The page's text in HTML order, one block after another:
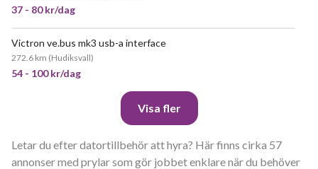
37 - 80 kr/dag
Victron ve.bus mk3 usb-a interface
272.6 km (Hudiksvall)
54 - 100 kr/dag
Visa fler
Letar du efter datortillbehör att hyra? Här finns cirka 57
annonser med prylar som gör jobbet enklare när du behöver